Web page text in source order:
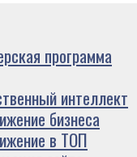
программа
интеллект
бизнеса
в ТОП